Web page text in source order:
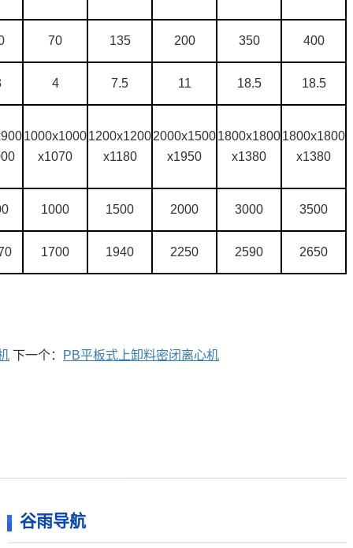
70 135 200 350 400
4 7.5 11 18.5 18.5
1000x1000
x1070
1200x1200
x1180
2000x1500
x1950
1800x1800
x1380
1800x1800
x1380
1000 1500 2000 3000 3500
1700 1940 2250 2590 2650
下一个： PB平板式上卸料密闭离心机
谷雨导航